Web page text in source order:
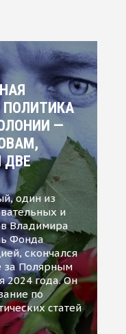
ПОЛИТИКА
—
ДВЕ
один из
и
Владимира
Фонда
скончался
за Полярным
2024 года. Он
по
статей